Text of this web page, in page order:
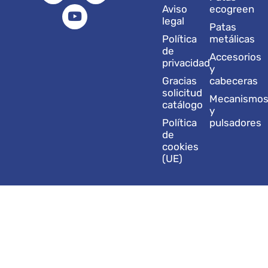
u
b
Aviso
legal
Política
de
privacidad
Gracias
solicitud
catálogo
Política
de
cookies
(UE)
ecogreen
Patas
metálicas
Accesorios
y
cabeceras
y
pulsadores